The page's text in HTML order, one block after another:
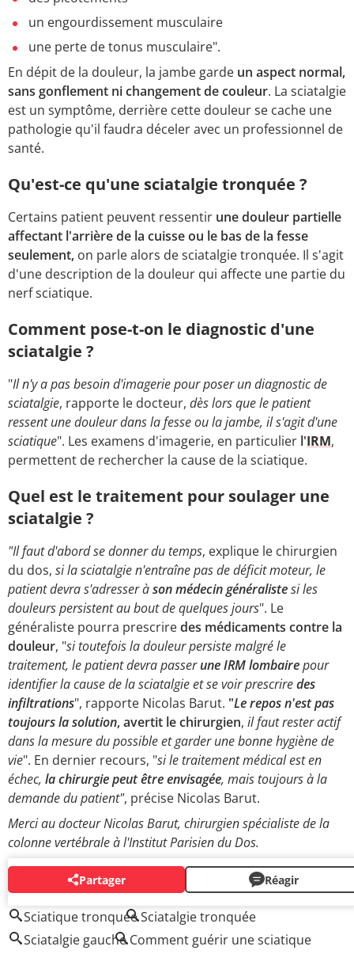
un engourdissement musculaire
une perte de tonus musculaire".
En dépit de la douleur, la jambe garde un aspect normal,
sans gonflement ni changement de couleur. La sciatalgie
est un symptôme, derrière cette douleur se cache une
pathologie qu'il faudra déceler avec un professionnel de
santé.
Qu'est-ce qu'une sciatalgie tronquée ?
Certains patient peuvent ressentir une douleur partielle
affectant l'arrière de la cuisse ou le bas de la fesse
seulement, on parle alors de sciatalgie tronquée. Il s'agit
d'une description de la douleur qui affecte une partie du
nerf sciatique.
Comment pose-t-on le diagnostic d'une
sciatalgie ?
"Il n'y a pas besoin d'imagerie pour poser un diagnostic de
sciatalgie, rapporte le docteur, dès lors que le patient
ressent une douleur dans la fesse ou la jambe, il s'agit d'une
sciatique". Les examens d'imagerie, en particulier l'IRM,
permettent de rechercher la cause de la sciatique.
Quel est le traitement pour soulager une
sciatalgie ?
"Il faut d'abord se donner du temps, explique le chirurgien
du dos, si la sciatalgie n'entraîne pas de déficit moteur, le
patient devra s'adresser àson médecin généralistesi les
douleurs persistent au bout de quelques jours". Le
généraliste pourra prescriredes médicaments contre la
douleur, "si toutefois la douleur persiste malgré le
traitement, le patient devra passerune IRM lombairepour
identifier la cause de la sciatalgie et se voir prescriredes
infiltrations", rapporte Nicolas Barut. "Le repos n'est pas
toujours la solution, avertit le chirurgien, il faut rester actif
dans la mesure du possible et garder une bonne hygiène de
vie". En dernier recours, "si le traitement médical est en
échec, la chirurgie peut être envisagée, mais toujours à la
demande du patient", précise Nicolas Barut.
Merci au docteur Nicolas Barut, chirurgien spécialiste de la
colonne vertébrale à l'Institut Parisien du Dos.
Partager Réagir
AUTOUR DU MÊME SUJET
Sciatique tronquéeSciatalgie tronquée
Sciatalgie gauche Comment guérir une sciatique